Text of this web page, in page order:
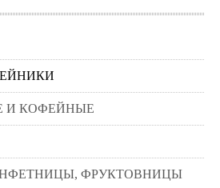
И КОФЕЙНЫЕ
ФРУКТОВНИЦЫ